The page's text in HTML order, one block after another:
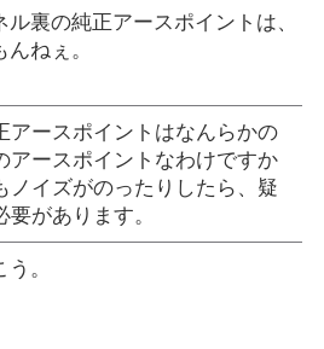
ル裏の純正アースポイントは、
ねぇ。
アースポイントはなんらかの
アースポイントなわけですか
ノイズがのったりしたら、疑
要があります。
。